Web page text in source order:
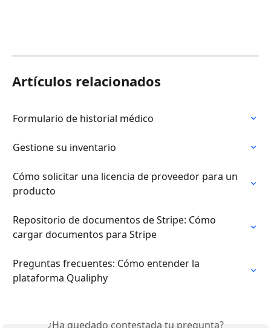
Artículos relacionados
Formulario de historial médico
Gestione su inventario
Cómo solicitar una licencia de proveedor para un
producto
Repositorio de documentos de Stripe: Cómo
cargar documentos para Stripe
Preguntas frecuentes: Cómo entender la
plataforma Qualiphy
¿Ha quedado contestada tu pregunta?